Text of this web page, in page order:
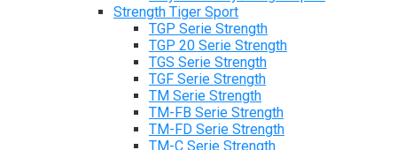
Strength Tiger Sport
TGP Serie Strength
TGP 20 Serie Strength
TGS Serie Strength
TGF Serie Strength
TM Serie Strength
TM-FB Serie Strength
TM-FD Serie Strength
TM-C Serie Strength